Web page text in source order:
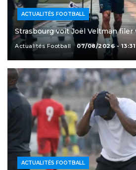
ACTUALITÉS FOOTBALL
Strasbourg voit Joël Veltman filer
Actualités Football 07/08/2026 - 13:31
ACTUALITÉS FOOTBALL